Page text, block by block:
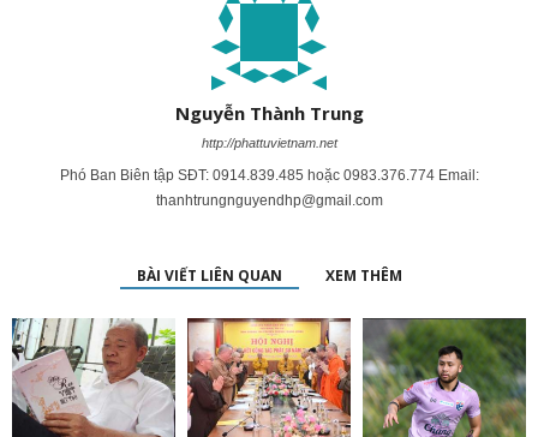
Nguyễn Thành Trung
http://phattuvietnam.net
Phó Ban Biên tập SĐT: 0914.839.485 hoặc 0983.376.774 Email:
thanhtrungnguyendhp@gmail.com
BÀI VIẾT LIÊN QUAN XEM THÊM